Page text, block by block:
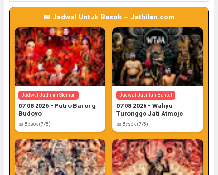
Jadwal Jathilan Gunung Kidul
06 08 2026 - Wahyu Budoyo
📅 Target: 6 (Post: 6/7)
📅 Jadwal Untuk Besok ~ Jathilan.com
Jadwal Jathilan Sleman
07 08 2026 - Putro Barong
Budoyo
📅 Besok (7/8)
Jadwal Jathilan Bantul
07 08 2026 - Wahyu
Turonggo Jati Atmojo
📅 Besok (7/8)